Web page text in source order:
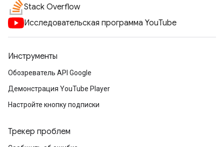
Stack Overflow
Исследовательская программа YouTube
Инструменты
Обозреватель API Google
Демонстрация YouTube Player
Настройте кнопку подписки
Трекер проблем